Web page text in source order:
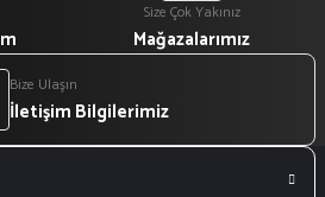
Size Çok Yakınız
Mağazalarımız
Bize Ulaşın
İletişim Bilgilerimiz